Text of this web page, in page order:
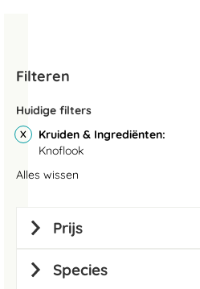
Filteren
Huidige filters
Kruiden & Ingrediënten
Knoflook
Alles wissen
Prijs
Species